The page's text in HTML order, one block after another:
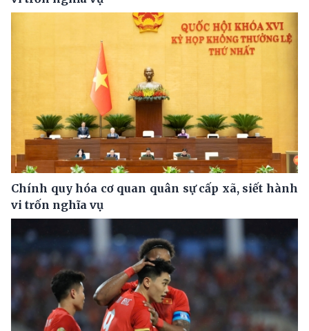
Chính quy hóa cơ quan quân sự cấp xã, siết hành
vi trốn nghĩa vụ